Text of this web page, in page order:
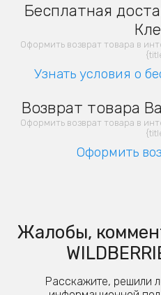
Бесплатная
Оформить возврат товара в
Узнать условия о
Возврат товара
Оформить возврат товара в
Оформить
Жалобы,
Расскажите, решили